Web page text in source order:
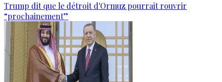
Trump dit que le détroit d'Ormuz pourrait rouvrir
“prochainement”